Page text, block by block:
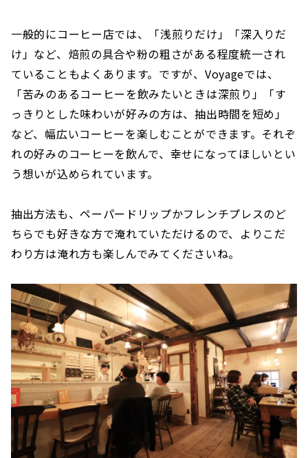
一般的にコーヒー店では、「浅煎りだけ」「深入りだ
け」など、焙煎の具合や粉の粗さがある程度統一され
ていることもよくあります。ですが、Voyageでは、
「苦みのあるコーヒーを飲みたいときは深煎り」「す
っきりとした味わいが好みの方は、抽出時間を短め」
など、幅広いコーヒーを楽しむことができます。それぞ
れの好みのコーヒーを飲んで、幸せになってほしいとい
う想いが込められています。
抽出方法も、ペーパードリップかフレンチプレスのど
ちらでも好きな方で淹れていただけるので、よりこだ
わり方は淹れ方も楽しんでみてくださいね。